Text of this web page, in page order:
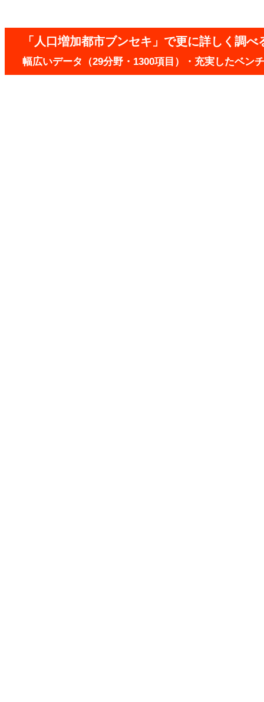
「人口増加都市ブンセキ」で更に詳しく調べ
幅広いデータ（29分野・1300項目）・充実したベン